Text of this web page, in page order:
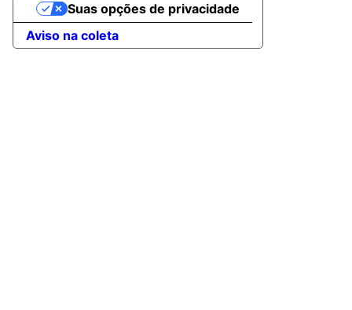
Aviso na coleta
Suas opções de privacidade